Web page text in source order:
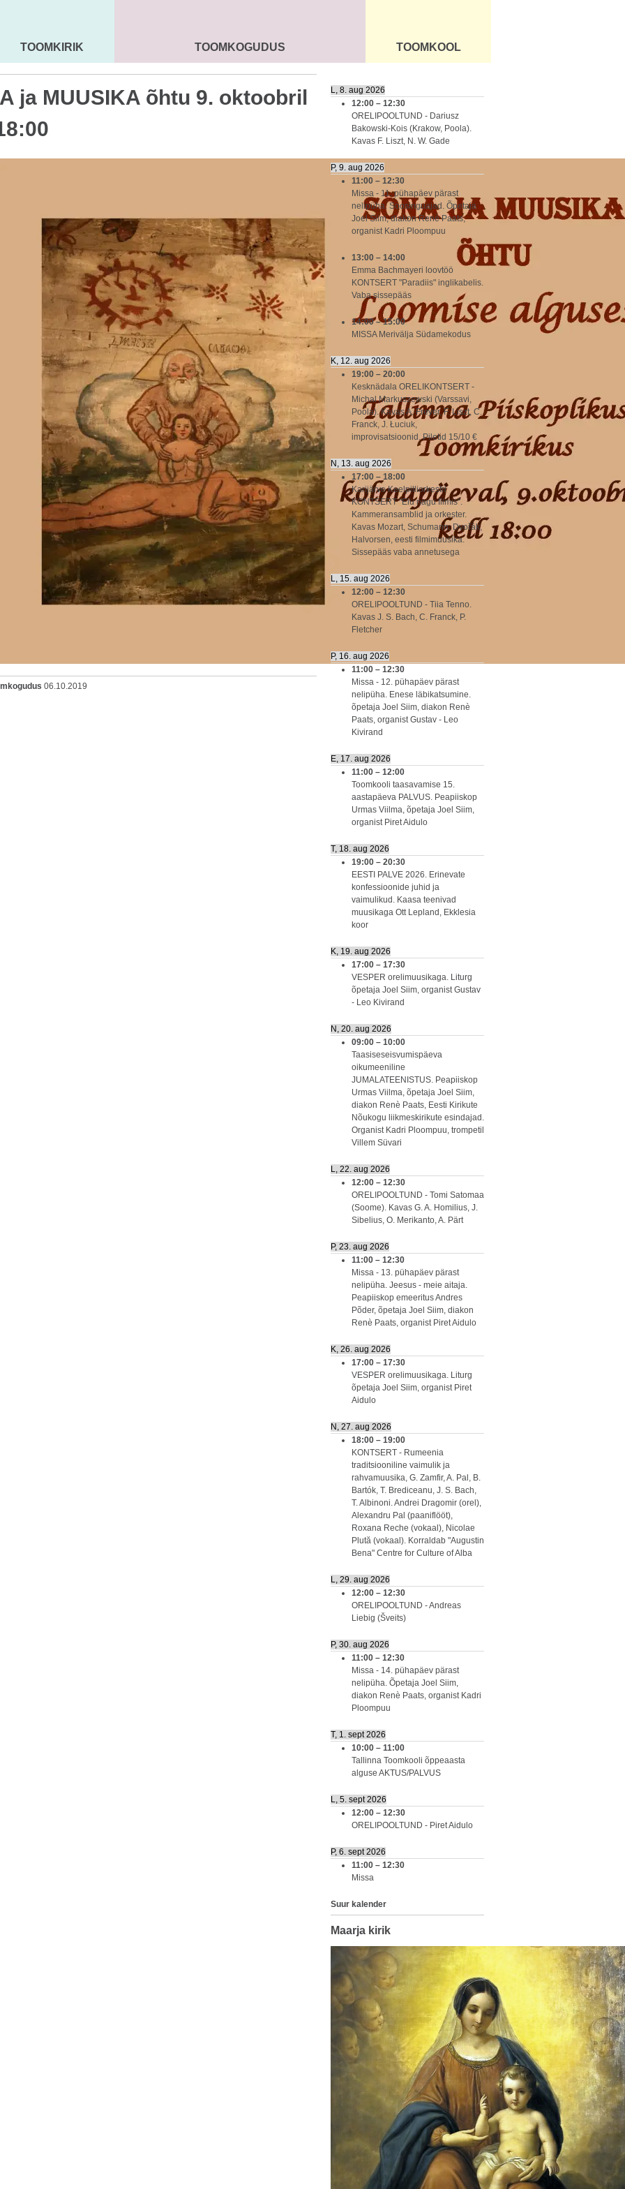
MAARJA KIRIK
TOOMKIRIK SEENIORID KOGUDUS
TOOMKOGUDUS ÜLDINFO
TOOMKOOL
ja MUUSIKA õhtu 9. oktoobril
06.10.2019
L, 8. aug 2026
12:00 – 12:30
ORELIPOOLTUND - Dariusz
Bakowski-Kois (Krakow, Poola).
Kavas F. Liszt, N. W. Gade
P, 9. aug 2026
11:00 – 12:30
Missa - 11. pühapäev pärast
nelipüha. Soosinguajad. Õpetaja
Joel Siim, diakon Renè Paats,
organist Kadri Ploompuu
13:00 – 14:00
Emma Bachmayeri loovtöö
KONTSERT "Paradiis" inglikabelis.
Vaba sissepääs
14:00–15:00
MISSA Merivälja Südamekodus
K, 12. aug 2026
19:00 – 20:00
Kesknädala ORELIKONTSERT -
Michal Markuszewski (Varssavi,
Poola). Kavas A. Freyer, F. Liszt, C.
Franck, J. Łuciuk,
improvisatsioonid. Piletid 15/10 €
N, 13. aug 2026
17:00 – 18:00
Karijärve Keelpilliorkestri
KONTSERT "Elu nagu filmis".
Kammeransamblid ja orkester.
Kavas Mozart, Schumann, Dvořák,
Halvorsen, eesti filmimuusika.
Sissepääs vaba annetusega
L, 15. aug 2026
12:00 – 12:30
ORELIPOOLTUND - Tiia Tenno.
Kavas J. S. Bach, C. Franck, P.
Fletcher
P, 16. aug 2026
11:00 – 12:30
Missa - 12. pühapäev pärast
nelipüha. Enese läbikatsumine.
õpetaja Joel Siim, diakon Renè
Paats, organist Gustav - Leo
Kivirand
E, 17. aug 2026
11:00 – 12:00
Toomkooli taasavamise 15.
aastapäeva PALVUS. Peapiiskop
Urmas Viilma, õpetaja Joel Siim,
organist Piret Aidulo
T, 18. aug 2026
19:00 – 20:30
EESTI PALVE 2026. Erinevate
konfessioonide juhid ja
vaimulikud. Kaasa teenivad
muusikaga Ott Lepland, Ekklesia
koor
K, 19. aug 2026
17:00 – 17:30
VESPER orelimuusikaga. Liturg
õpetaja Joel Siim, organist Gustav
- Leo Kivirand
N, 20. aug 2026
09:00 – 10:00
Taasiseseisvumispäeva
oikumeeniline
JUMALATEENISTUS. Peapiiskop
Urmas Viilma, õpetaja Joel Siim,
diakon Renè Paats, Eesti Kirikute
Nõukogu liikmeskirikute esindajad.
Organist Kadri Ploompuu, trompetil
Villem Süvari
L, 22. aug 2026
12:00 – 12:30
ORELIPOOLTUND - Tomi Satomaa
(Soome). Kavas G. A. Homilius, J.
Sibelius, O. Merikanto, A. Pärt
P, 23. aug 2026
11:00 – 12:30
Missa - 13. pühapäev pärast
nelipüha. Jeesus - meie aitaja.
Peapiiskop emeeritus Andres
Põder, õpetaja Joel Siim, diakon
Renè Paats, organist Piret Aidulo
K, 26. aug 2026
17:00 – 17:30
VESPER orelimuusikaga. Liturg
õpetaja Joel Siim, organist Piret
Aidulo
N, 27. aug 2026
18:00 – 19:00
KONTSERT - Rumeenia
traditsiooniline vaimulik ja
rahvamuusika, G. Zamfir, A. Pal, B.
Bartók, T. Brediceanu, J. S. Bach,
T. Albinoni. Andrei Dragomir (orel),
Alexandru Pal (paaniflööt),
Roxana Reche (vokaal), Nicolae
Plută (vokaal). Korraldab "Augustin
Bena" Centre for Culture of Alba
L, 29. aug 2026
12:00 – 12:30
ORELIPOOLTUND - Andreas
Liebig (Šveits)
P, 30. aug 2026
11:00 – 12:30
Missa - 14. pühapäev pärast
nelipüha. Õpetaja Joel Siim,
diakon Renè Paats, organist Kadri
Ploompuu
T, 1. sept 2026
10:00 – 11:00
Tallinna Toomkooli õppeaasta
alguse AKTUS/PALVUS
L, 5. sept 2026
12:00 – 12:30
ORELIPOOLTUND - Piret Aidulo
P, 6. sept 2026
11:00 – 12:30
Missa
Suur kalender
Maarja kirik